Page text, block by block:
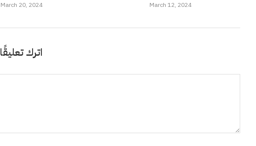
March 20, 2024 March 12, 2024
اترك تعليقًا